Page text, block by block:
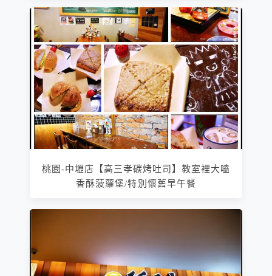
桃園-中壢店【高三孝碳烤吐司】教室裡大嗑
香酥菠蘿堡/特別懷舊早午餐